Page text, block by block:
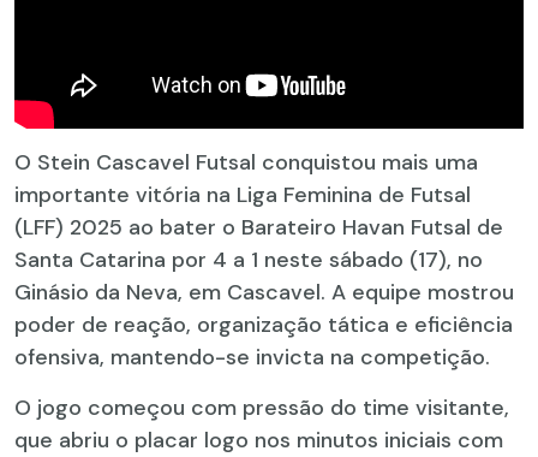
O Stein Cascavel Futsal conquistou mais uma
importante vitória na Liga Feminina de Futsal
(LFF) 2025 ao bater o Barateiro Havan Futsal de
Santa Catarina por 4 a 1 neste sábado (17), no
Ginásio da Neva, em Cascavel. A equipe mostrou
poder de reação, organização tática e eficiência
ofensiva, mantendo-se invicta na competição.
O jogo começou com pressão do time visitante,
que abriu o placar logo nos minutos iniciais com